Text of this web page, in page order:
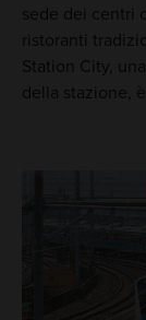
sede dei centri
ristoranti
Station City,
della stazione,